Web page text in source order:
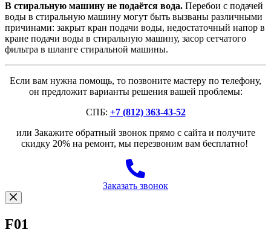
В стиральную машину не подаётся вода. Перебои с подачей
воды в стиральную машину могут быть вызваны различными
причинами: закрыт кран подачи воды, недостаточный напор в
кране подачи воды в стиральную машину, засор сетчатого
фильтра в шланге стиральной машины.
Если вам нужна помощь, то позвоните мастеру по телефону,
он предложит варианты решения вашей проблемы:
СПБ: +7 (812) 363-43-52
или Закажите обратный звонок прямо с сайта и получите
скидку 20% на ремонт, мы перезвоним вам бесплатно!
Заказать звонок
F01